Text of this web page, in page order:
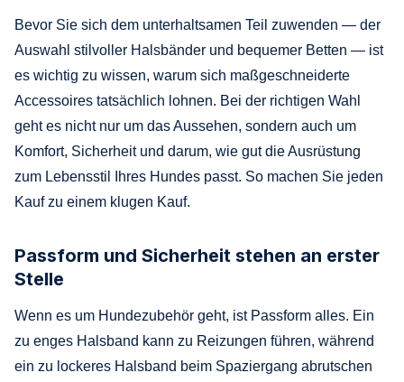
Bevor Sie sich dem unterhaltsamen Teil zuwenden — der
Auswahl stilvoller Halsbänder und bequemer Betten — ist
es wichtig zu wissen, warum sich maßgeschneiderte
Accessoires tatsächlich lohnen. Bei der richtigen Wahl
geht es nicht nur um das Aussehen, sondern auch um
Komfort, Sicherheit und darum, wie gut die Ausrüstung
zum Lebensstil Ihres Hundes passt. So machen Sie jeden
Kauf zu einem klugen Kauf.
Passform und Sicherheit stehen an erster
Stelle
Wenn es um Hundezubehör geht, ist Passform alles. Ein
zu enges Halsband kann zu Reizungen führen, während
ein zu lockeres Halsband beim Spaziergang abrutschen